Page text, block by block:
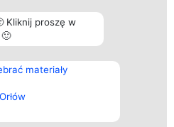
Kliknij proszę w
materiały
Kontakt
Kontakt